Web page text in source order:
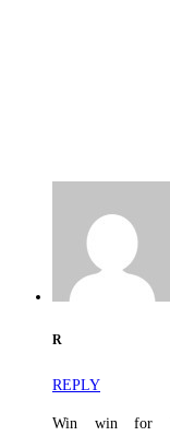
R
REPLY
Win win for